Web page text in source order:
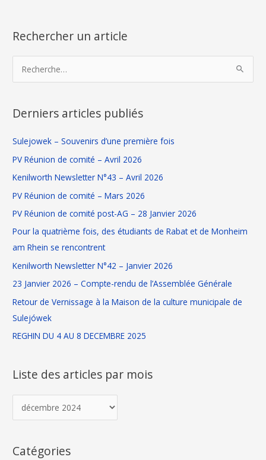
Rechercher un article
h
h
e
r
:
Derniers articles publiés
Sulejowek – Souvenirs d’une première fois
PV Réunion de comité – Avril 2026
Kenilworth Newsletter N°43 – Avril 2026
PV Réunion de comité – Mars 2026
PV Réunion de comité post-AG – 28 Janvier 2026
Pour la quatrième fois, des étudiants de Rabat et de Monheim
am Rhein se rencontrent
Kenilworth Newsletter N°42 – Janvier 2026
23 Janvier 2026 – Compte-rendu de l’Assemblée Générale
Retour de Vernissage à la Maison de la culture municipale de
Sulejówek
REGHIN DU 4 AU 8 DECEMBRE 2025
Liste des articles par mois
L
t
d
s
a
r
t
i
c
l
a
r
m
i
Catégories
C
é
o
i
e
s